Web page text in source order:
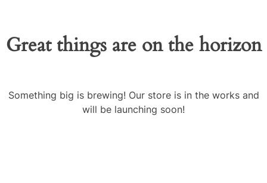
Great things are on the horizon
Something big is brewing! Our store is in the works and
will be launching soon!